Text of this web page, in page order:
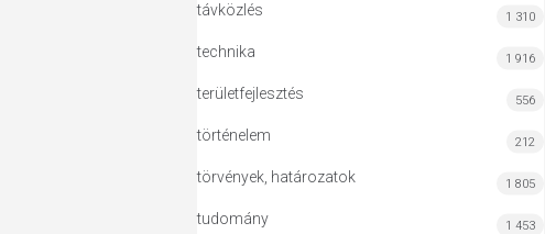
távközlés 1 310
technika 1 916
területfejlesztés 556
történelem 212
törvények, határozatok 1 805
tudomány 1 453